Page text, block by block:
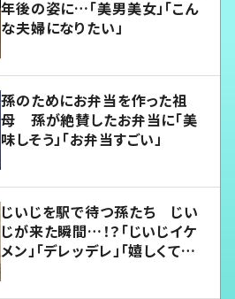
年後の姿に…「美男美女」「こん
な夫婦になりたい」
孫のためにお弁当を作った祖
母 孫が絶賛したお弁当に「美
味しそう」「お弁当すごい」
じいじを駅で待つ孫たち じい
じが来た瞬間…！？「じいじイケ
メン」「デレッデレ」「嬉しくて可